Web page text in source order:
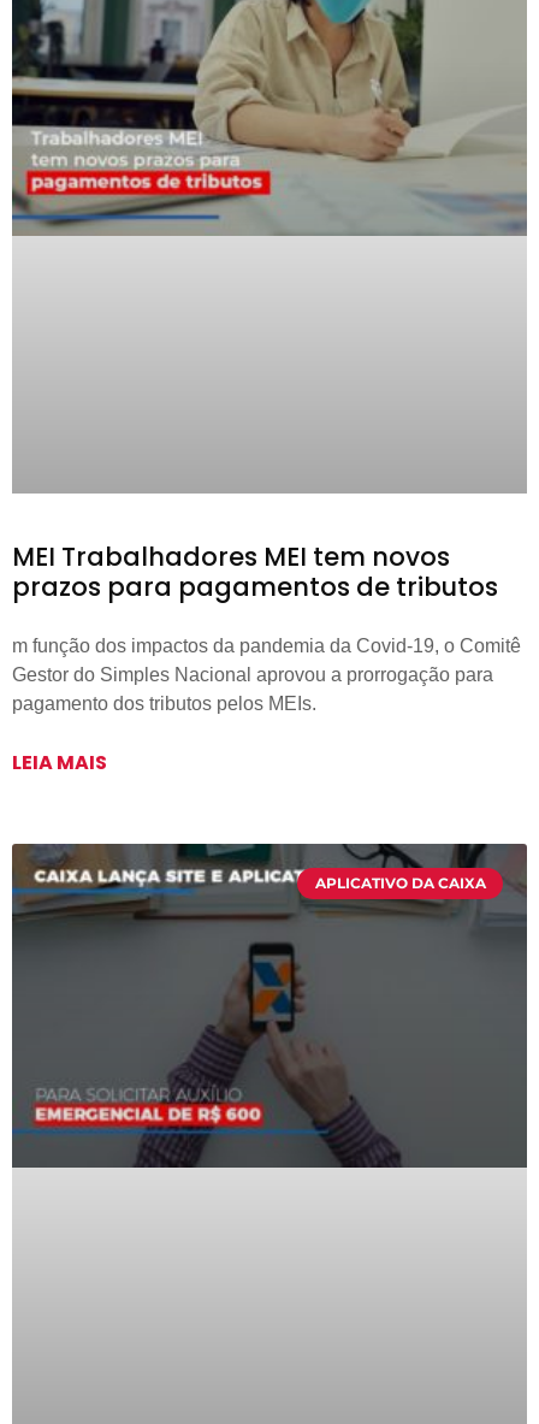
MEI Trabalhadores MEI tem novos
prazos para pagamentos de tributos
m função dos impactos da pandemia da Covid-19, o Comitê
Gestor do Simples Nacional aprovou a prorrogação para
pagamento dos tributos pelos MEIs.
LEIA MAIS
APLICATIVO DA CAIXA